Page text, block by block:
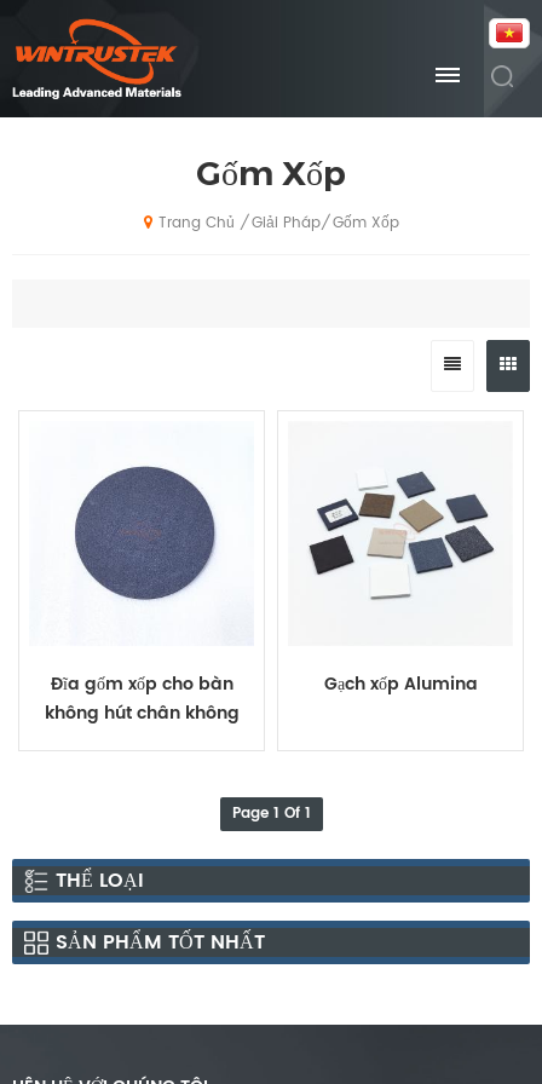
Gốm Xốp
Trang Chủ / Giải Pháp/ Gốm Xốp
Đĩa gốm xốp cho bàn
không hút chân không
Gạch xốp Alumina
Page 1 Of 1
THỂ LOẠI
SẢN PHẨM TỐT NHẤT